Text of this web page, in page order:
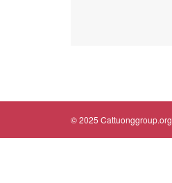
© 2025 Cattuonggroup.org